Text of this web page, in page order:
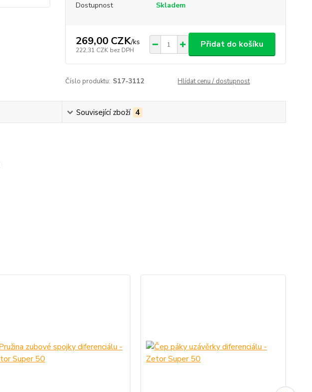
Dostupnost Skladem
269,00 CZK/ks
222,31 CZK bez DPH
Přidat do košíku
Číslo produktu: S17-3112 Hlídat cenu / dostupnost
Související zboží 4